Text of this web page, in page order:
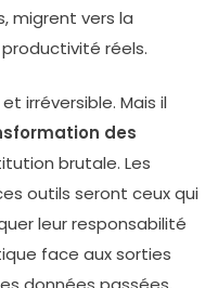
migrent vers la
réels.
irréversible. Mais il
des
brutale. Les
outils seront ceux qui
leur responsabilité
face aux sorties